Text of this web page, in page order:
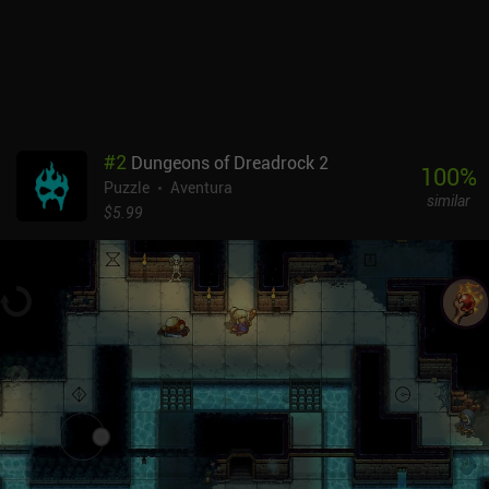
#2 Dungeons of Dreadrock 2
Puzzle
Aventura
$5.99
100%
similar